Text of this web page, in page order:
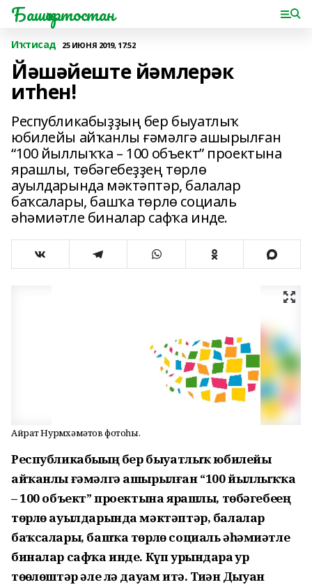
Башҡортостан
Иҡтисад 25 ИЮНЯ 2019, 17:52
Йәшәйеште йәмлерәк
итһен!
Республикабыҙҙың бер быуатлыҡ
юбилейы айҡанлы ғәмәлгә ашырылған
“100 йыллыҡҡа – 100 объект” проектына
ярашлы, төбәгебеҙҙең төрлө
ауылдарында мәктәптәр, балалар
баҡсалары, башҡа төрлө социаль
әһәмиәтле биналар сафҡа инде.
Айрат Нурмөхәмәтов фотоһы.
Республикабыҙҙың бер быуатлыҡ юбилейы
айҡанлы ғәмәлгә ашырылған “100 йыллыҡҡа
– 100 объект” проектына ярашлы, төбәгебеҙҙең
төрлө ауылдарында мәктәптәр, балалар
баҡсалары, башҡа төрлө социаль әһәмиәтле
биналар сафҡа инде. Күп урындарҙа ҙур
төҙөлөштәр әле лә дауам итә. Тиҙҙән Дыуан